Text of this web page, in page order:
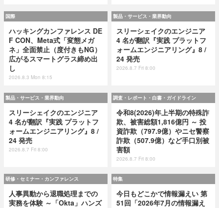
国際
ハッキングカンファレンス DE
F CON、Meta式「変態メガ
ネ」全面禁止（度付きもNG）
広がるスマートグラス締め出
し
2026.8.3 Mon 8:15
製品・サービス・業界動向
スリーシェイクのエンジニア
4 名が翻訳『実践 プラットフ
ォームエンジニアリング』8 /
24 発売
2026.8.7 Fri 8:00
製品・サービス・業界動向
スリーシェイクのエンジニア
4 名が翻訳『実践 プラットフ
ォームエンジニアリング』8 /
24 発売
2026.8.7 Fri 8:00
調査・レポート・白書・ガイドライン
令和8(2026)年上半期の特殊詐
欺、被害総額1,816億円 ～ 投
資詐欺（797.9億）やニセ警察
詐欺（507.9億）など手口別被
害額
2026.8.7 Fri 8:00
研修・セミナー・カンファレンス
人事異動から退職処理までの
実務を体験 ～「Okta」ハンズ
特集
今日もどこかで情報漏えい 第
51回「2026年7月の情報漏え